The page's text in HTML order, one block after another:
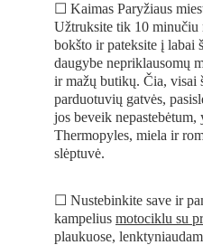
☐ Kaimas Paryžiaus
Užtruksite tik 10
bokšto ir pateksite į labai
daugybe nepriklausomų
ir mažų butikų. Čia, visai
parduotuvių gatvės,
jos beveik nepastebėtum,
Thermopyles, miela ir
slėptuvė.
☐ Nustebinkite save ir
kampelius motociklu su
plaukuose,